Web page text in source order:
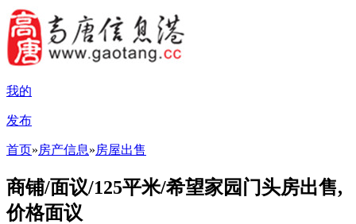
我的
发布
首页»房产信息»房屋出售
商铺/面议/125平米/希望家园门头房出售,
价格面议